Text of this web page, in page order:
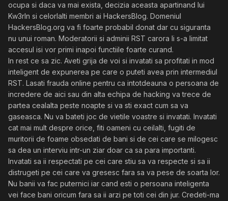
ocupa si daca va mai exista, decizia aceasta apartinand lui
Kw3rln si celorlalti membri ai HackersBlog. Domeniul
HackersBlog.org va fi foarte probabil donat dar cu siguranta
nu unui roman. Moderatorii si adminii RST carora li s-a limitat
accesul isi vor primi inapoi functiile foarte curand.
In rest ce sa zic. Aveti grija de voi si invatati sa profitati in mod
inteligent de expunerea pe care o puteti avea prin intermediul
RST. Lasati frauda online pentru ca intotdeauna o persoana de
incredere de aici sau din alta echipa de hacking va trece de
partea cealalta peste noapte si va sti exact cum sa va
gaseasca. Nu va bateti joc de vietile voastre si invatati. Invatati
cat mai mult despre orice, fiti oameni cu ceilalti, fugiti de
muritorii de foame obsedati de bani si de cei care se milogesc
sa dea un interviu intr-un ziar doar ca sa para importanti.
Invatati sa ii respectati pe cei care stiu sa va respecte si sa ii
distrugeti pe cei care va gresesc fara sa va pese de soarta lor.
Nu banii va fac puternici iar cand esti o persoana inteligenta
vei face bani oricum fara sa ii arzi pe toti cei din jur. Credeti-ma